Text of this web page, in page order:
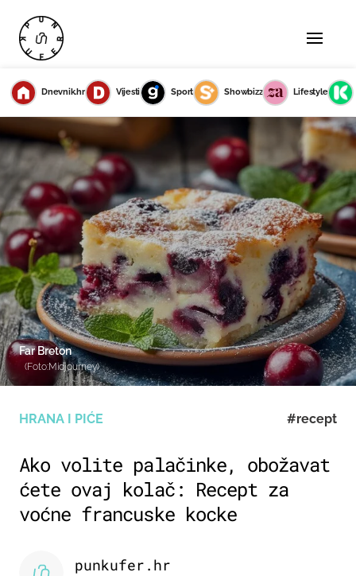
Dnevnik.hr Vijesti Sport Showbizz Lifestyle
HRANA I PIĆE #recept
Ako volite palačinke, obožavat
ćete ovaj kolač: Recept za
voćne francuske kocke
punkufer.hr
Far Breton
(Foto:Midjourney)